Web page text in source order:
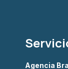
Agencia